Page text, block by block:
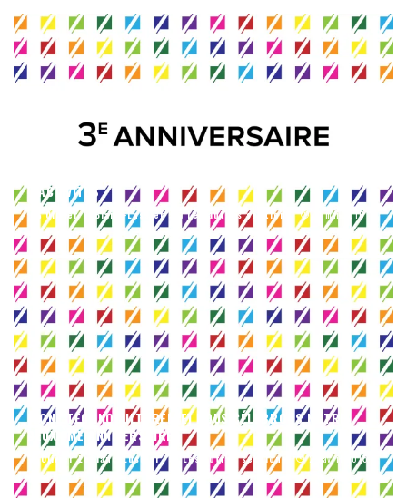
D’ACTIVITÉS
Olivier LeBlanc-Lussier Les autres sections
11 mai 2016
32
[ZONE TECHNOCULTURELLE] NOUS CÉLÉBRONS NOTRE
DEUXIÈME ANNIVERSAIRE!
Olivier LeBlanc-Lussier Les autres sections
22 avril 2015
20